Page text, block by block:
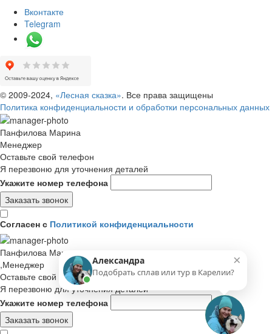
Вконтакте
Telegram
© 2009-2024, «Лесная сказка». Все права защищены
Политика конфиденциальности и обработки персональных данных
Панфилова Марина
Менеджер
Оставьте свой телефон
Я перезвоню для уточнения деталей
Укажите номер телефона
Заказать звонок
Согласен с Политикой конфиденциальности
Панфилова Марина
,Менеджер
Оставьте свой телефон
Я перезвоню для уточнения деталей
Укажите номер телефона
Заказать звонок
×
Александра
Подобрать сплав или тур в Карелии?